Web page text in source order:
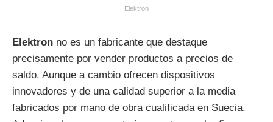
Elektron
Elektron no es un fabricante que destaque
precisamente por vender productos a precios de
saldo. Aunque a cambio ofrecen dispositivos
innovadores y de una calidad superior a la media
fabricados por mano de obra cualificada en Suecia.